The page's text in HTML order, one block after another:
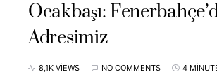
Ocakbaşı:
Adresimiz
8,1K VIEWS NO COMMENTS 4